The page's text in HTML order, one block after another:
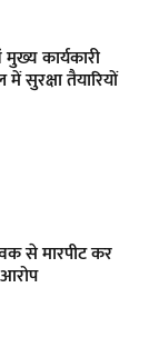
कार्यकारी
सुरक्षा तैयारियों
से मारपीट कर